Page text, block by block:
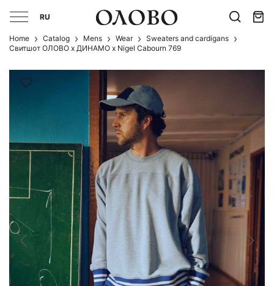
RU
Home Catalog Mens Wear
Sweaters and cardigans
Свитшот ОЛОВО х ДИНАМО х Nigel Cabourn 769